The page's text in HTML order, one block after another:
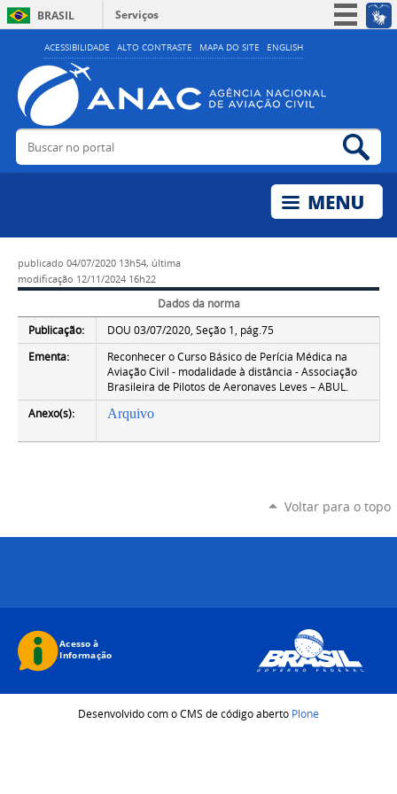
ACESSIBILIDADE ALTO CONTRASTE MAPA DO SITE ENGLISH
BRASIL
Serviços
Simplifique!
Acesso à informação
Legislação
Buscar no portal
publicado 04/07/2020 13h54, última
modificação 12/11/2024 16h22
Dados da norma
Publicação:
DOU 03/07/2020, Seção 1, pág.75
Ementa:
Reconhecer o Curso Básico de Perícia Médica na
Aviação Civil - modalidade à distância - Associação
Brasileira de Pilotos de Aeronaves Leves – ABUL.
Anexo(s):
Arquivo
Voltar para o topo
Desenvolvido com o CMS de código aberto Plone